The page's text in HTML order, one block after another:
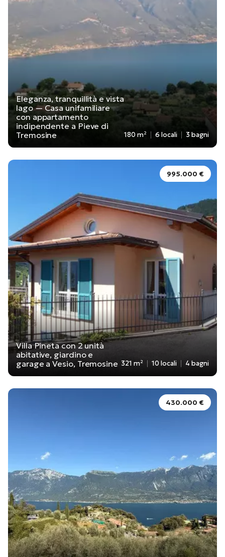
Eleganza, tranquillità e vista
lago — Casa unifamiliare
con appartamento
indipendente a Pieve di
Tremosine
180 m² 6 locali 3 bagni
995.000 €
Villa Pineta con 2 unità
abitative, giardino e
garage a Vesio, Tremosine 321 m² 10 locali 4 bagni
430.000 €